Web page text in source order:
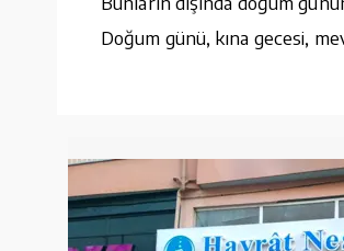
Doğum günü, kına gecesi,